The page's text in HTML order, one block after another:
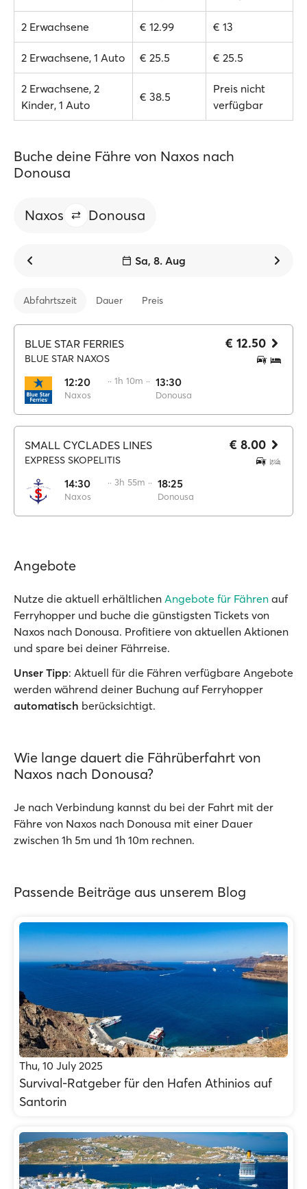
2 Erwachsene € 12.99 € 13
2 Erwachsene, 1 Auto € 25.5 € 25.5
2 Erwachsene, 2
Kinder, 1 Auto
€ 38.5
Preis nicht
verfügbar
Buche deine Fähre von Naxos nach
Donousa
Naxos Donousa
Sa, 8. Aug
Abfahrtszeit Dauer Preis
BLUE STAR FERRIES
BLUE STAR NAXOS
12:20
Naxos
·· 1h 10m ·· 13:30
Donousa
€ 12.50
SMALL CYCLADES LINES
EXPRESS SKOPELITIS
14:30
Naxos
·· 3h 55m ·· 18:25
Donousa
€ 8.00
Angebote
Nutze die aktuell erhältlichen Angebote für Fähren auf
Ferryhopper und buche die günstigsten Tickets von
Naxos nach Donousa. Profitiere von aktuellen Aktionen
und spare bei deiner Fährreise.
Unser Tipp: Aktuell für die Fähren verfügbare Angebote
werden während deiner Buchung auf Ferryhopper
automatisch berücksichtigt.
Wie lange dauert die Fährüberfahrt von
Naxos nach Donousa?
Je nach Verbindung kannst du bei der Fahrt mit der
Fähre von Naxos nach Donousa mit einer Dauer
zwischen 1h 5m und 1h 10m rechnen.
Passende Beiträge aus unserem Blog
Thu, 10 July 2025
Survival-Ratgeber für den Hafen Athinios auf
Santorin